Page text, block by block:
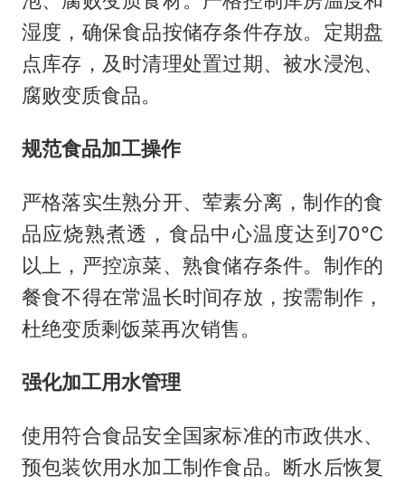
湿度，确保食品按储存条件存放。定期盘
点库存，及时清理处置过期、被水浸泡、
腐败变质食品。
规范食品加工操作
严格落实生熟分开、荤素分离，制作的食
品应烧熟煮透，食品中心温度达到70℃
以上，严控凉菜、熟食储存条件。制作的
餐食不得在常温长时间存放，按需制作，
杜绝变质剩饭菜再次销售。
强化加工用水管理
使用符合食品安全国家标准的市政供水、
预包装饮用水加工制作食品。断水后恢复